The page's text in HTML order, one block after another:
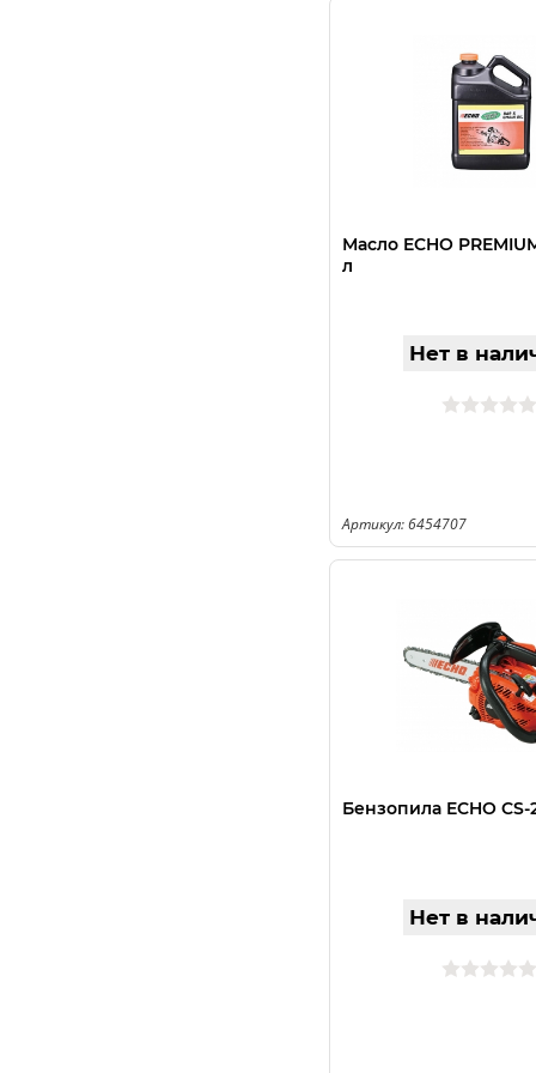
Масло ECHO
л
Нет в
Артикул: 6454707
Бензопила ECHO CS-
Нет в